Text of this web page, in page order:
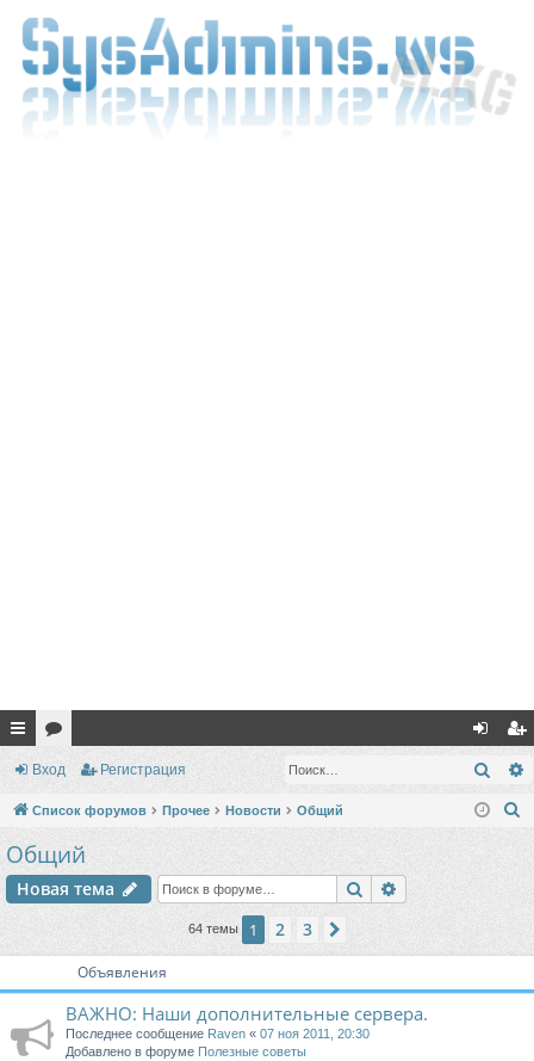
с
ы
и
ор хо
д
ег
ис
Вход Регистрация
Список форумов Прочее Новости Общий
Общий
Новая тема Поиск
64 темы 1 2 3
Объявления
ВАЖНО: Наши дополнительные сервера.
Последнее сообщение Raven « 07 ноя 2011, 20:30
Добавлено в форуме Полезные советы